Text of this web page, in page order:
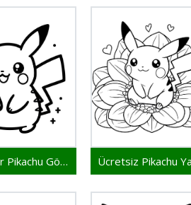
Yazdırılır Pikachu Görseli